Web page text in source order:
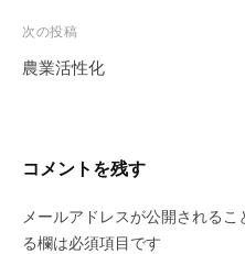
ビ
ゲ
ン
次の投稿
農業活性化
コメントを残す
メールアドレスが公開されるこ
る欄は必須項目です